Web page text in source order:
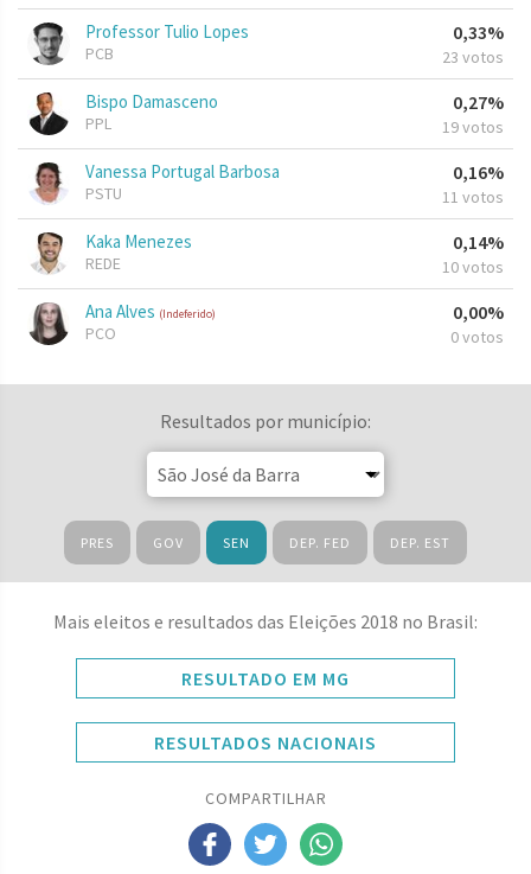
Professor Tulio Lopes
PCB
0,33%
23 votos
Bispo Damasceno
PPL
0,27%
19 votos
Vanessa Portugal Barbosa
PSTU
0,16%
11 votos
Kaka Menezes
REDE
0,14%
10 votos
Ana Alves (Indeferido)
PCO
0,00%
0 votos
Resultados por município:
PRES GOV SEN DEP. FED DEP. EST
Mais eleitos e resultados das Eleições 2018 no Brasil:
RESULTADO EM MG
RESULTADOS NACIONAIS
COMPARTILHAR